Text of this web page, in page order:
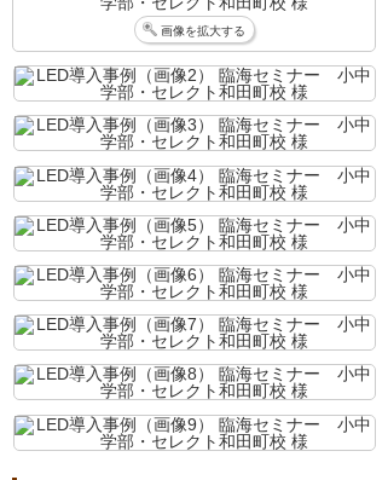
画像を拡大する